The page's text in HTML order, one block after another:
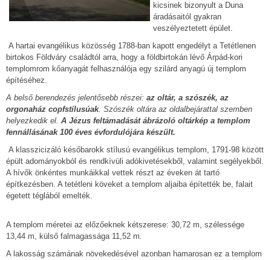
kicsinek bizonyult a Duna
áradásaitól gyakran
veszélyeztetett épület.
A hartai evangélikus közösség 1788-ban kapott engedélyt a Tetétlenen
birtokos Földváry családtól arra, hogy a földbirtokán lévő Árpád-kori
templomrom kőanyagát felhasználója egy szilárd anyagú új templom
építéséhez.
A belső berendezés jelentősebb részei: az oltár, a szószék, az
orgonaház copfstílusúak. Szószék oltára az oldalbejárattal szemben
helyezkedik el. A Jézus feltámadását ábrázoló oltárkép a templom
fennállásának 100 éves évfordulójára készült.
A klasszicizáló későbarokk stílusú evangélikus templom, 1791-98 között
épült adományokból és rendkívüli adókivetésekből, valamint segélyekből.
A hívők önkéntes munkáikkal vettek részt az éveken át tartó
építkezésben. A tetétleni köveket a templom aljaiba építették be, falait
égetett téglából emelték.
A templom méretei az előzőeknek kétszerese: 30,72 m, szélessége
13,44 m, külső falmagassága 11,52 m.
A lakosság számának növekedésével azonban hamarosan ez a templom